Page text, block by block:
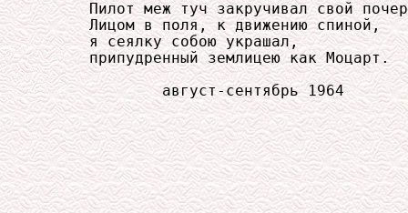
Пилот меж туч закручивал свой
     Лицом в поля, к движению спиной,
     я сеялку собою украшал,
     припудренный землицею как Моцарт.
             август-сентябрь 1964